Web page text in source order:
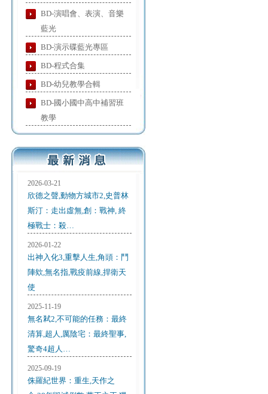
BD-演唱會、表演、音樂
藍光
BD-演示碟藍光專區
BD-程式合集
BD-幼兒教學合輯
BD-國小國中高中補習班
教學
2026-03-21
欣德之聲,動物方城市2,史普林
斯汀：走出虛無,創：戰神, 終
極戰士：殺…
2026-01-22
出神入化3,重擊人生,角頭：鬥
陣欸,無名指,戰疫前線,捍衛天
使
2025-11-19
無名弒2,不可能的任務：最終
清算,超人,厲陰宅：最終聖事,
驚奇4超人…
2025-09-19
侏羅紀世界：重生,天作之